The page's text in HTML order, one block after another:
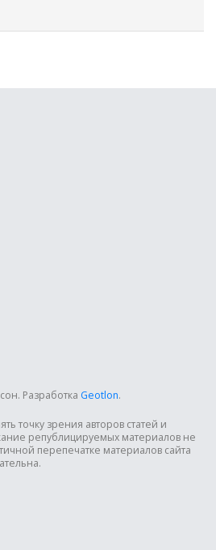
Разработка Geotlon.
точку зрения авторов статей и
републицируемых материалов не
перепечатке материалов сайта